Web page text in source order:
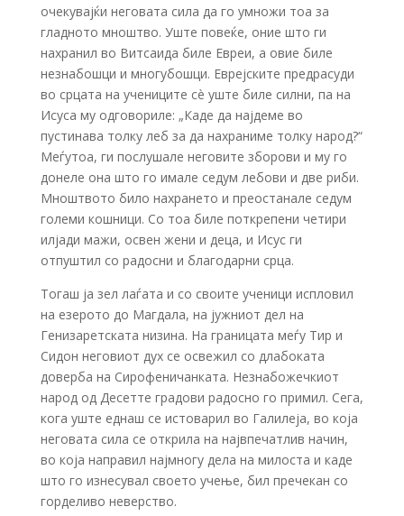
очекувајќи неговата сила да го умножи тоа за
гладното мноштво. Уште повеќе, оние што ги
нахранил во Витсаида биле Евреи, а овие биле
незнабошци и многубошци. Еврејските предрасуди
во срцата на учениците сè уште биле силни, па на
Исуса му одговориле: „Каде да најдеме во
пустинава толку леб за да нахраниме толку народ?“
Меѓутоа, ги послушале неговите зборови и му го
донеле она што го имале седум лебови и две риби.
Мноштвото било нахрането и преостанале седум
големи кошници. Со тоа биле поткрепени четири
илјади мажи, освен жени и деца, и Исус ги
отпуштил со радосни и благодарни срца.
Тогаш ја зел лаѓата и со своите ученици испловил
на езерото до Магдала, на јужниот дел на
Генизаретската низина. На границата меѓу Тир и
Сидон неговиот дух се освежил со длабоката
доверба на Сирофеничанката. Незнабожечкиот
народ од Десетте градови радосно го примил. Сега,
кога уште еднаш се истоварил во Галилеја, во која
неговата сила се открила на највпечатлив начин,
во која направил најмногу дела на милоста и каде
што го изнесувал своето учење, бил пречекан со
горделиво неверство.